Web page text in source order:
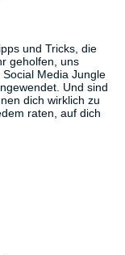
und Tricks, die
geholfen, uns
Media Jungle
Und sind
dich wirklich zu
raten, auf dich